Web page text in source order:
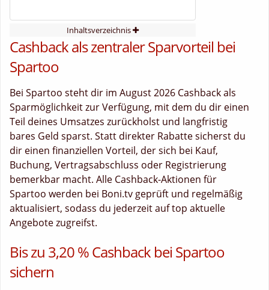
Inhaltsverzeichnis
Cashback als zentraler Sparvorteil bei
Spartoo
Bei Spartoo steht dir im August 2026 Cashback als
Sparmöglichkeit zur Verfügung, mit dem du dir einen
Teil deines Umsatzes zurückholst und langfristig
bares Geld sparst. Statt direkter Rabatte sicherst du
dir einen finanziellen Vorteil, der sich bei Kauf,
Buchung, Vertragsabschluss oder Registrierung
bemerkbar macht. Alle Cashback-Aktionen für
Spartoo werden bei Boni.tv geprüft und regelmäßig
aktualisiert, sodass du jederzeit auf top aktuelle
Angebote zugreifst.
Bis zu 3,20 % Cashback bei Spartoo
sichern